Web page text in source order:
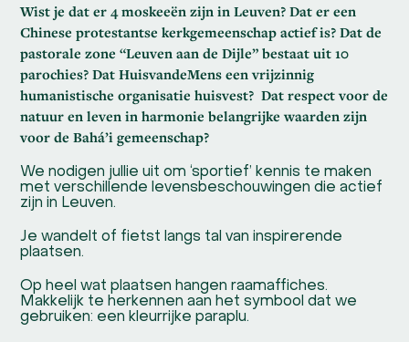
Wist je dat er 4 moskeeën zijn in Leuven? Dat er een
Chinese protestantse kerkgemeenschap actief is? Dat de
pastorale zone “Leuven aan de Dijle” bestaat uit 10
parochies? Dat HuisvandeMens een vrijzinnig
humanistische organisatie huisvest? Dat respect voor de
natuur en leven in harmonie belangrijke waarden zijn
voor de Bahá’i gemeenschap?
We nodigen jullie uit om ‘sportief’ kennis te maken
met verschillende levensbeschouwingen die actief
zijn in Leuven.
Je wandelt of fietst langs tal van inspirerende
plaatsen.
Op heel wat plaatsen hangen raamaffiches.
Makkelijk te herkennen aan het symbool dat we
gebruiken: een kleurrijke paraplu.